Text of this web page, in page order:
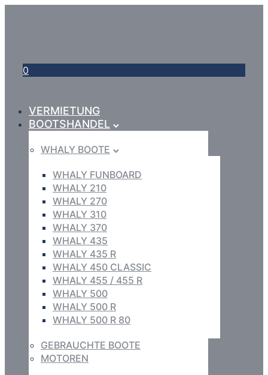
0
VERMIETUNG
BOOTSHANDEL
WHALY BOOTE
WHALY FUNBOARD
WHALY 210
WHALY 270
WHALY 310
WHALY 370
WHALY 435
WHALY 435 R
WHALY 450 CLASSIC
WHALY 455 / 455 R
WHALY 500
WHALY 500 R
WHALY 500 R 80
GEBRAUCHTE BOOTE
MOTOREN